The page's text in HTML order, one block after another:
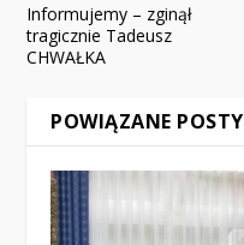
Informujemy – zginął
tragicznie Tadeusz
CHWAŁKA
POWIĄZANE POSTY